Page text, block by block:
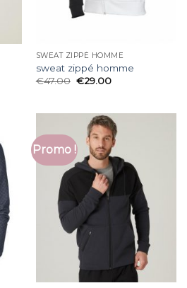
SWEAT ZIPPÉ HOMME
sweat zippé homme
€47.00 €29.00
Promo !